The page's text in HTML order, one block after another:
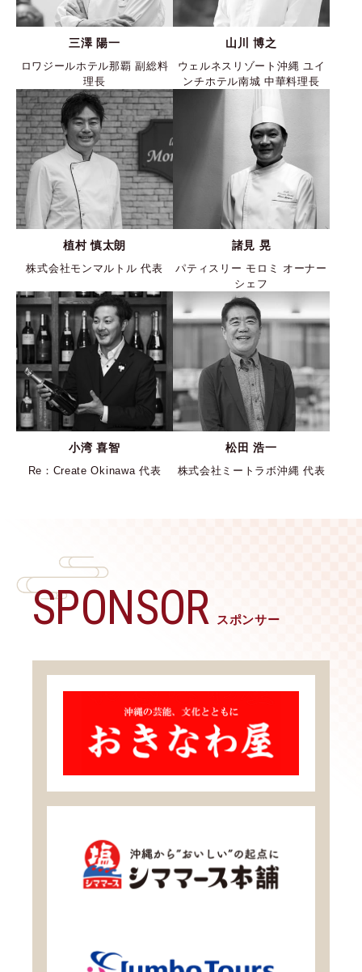
三澤 陽一
ロワジールホテル那覇 副総料
理長
山川 博之
ウェルネスリゾート沖縄 ユイ
ンチホテル南城 中華料理長
植村 慎太朗
株式会社モンマルトル 代表
諸見 晃
パティスリー モロミ オーナー
シェフ
小湾 喜智
Re：Create Okinawa 代表
松田 浩一
株式会社ミートラボ沖縄 代表
SPONSOR スポンサー